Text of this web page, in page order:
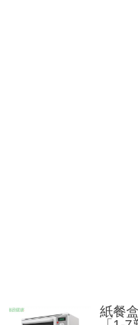
紙餐